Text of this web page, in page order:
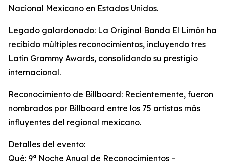
Nacional Mexicano en Estados Unidos.
Legado galardonado: La Original Banda El Limón ha
recibido múltiples reconocimientos, incluyendo tres
Latin Grammy Awards, consolidando su prestigio
internacional.
Reconocimiento de Billboard: Recientemente, fueron
nombrados por Billboard entre los 75 artistas más
influyentes del regional mexicano.
Detalles del evento:
Qué: 9ª Noche Anual de Reconocimientos –